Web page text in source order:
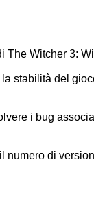
The Witcher 3:
stabilità del
i bug
numero di